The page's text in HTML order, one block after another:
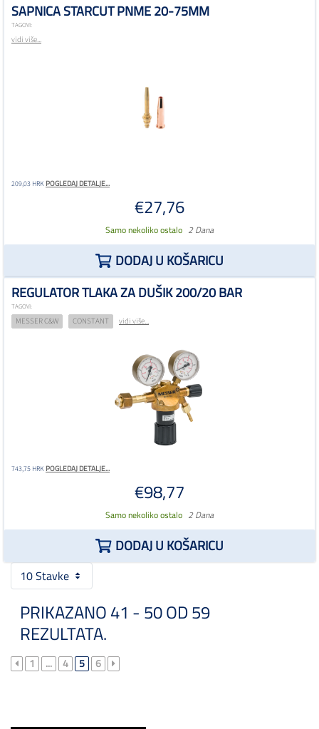
SAPNICA STARCUT PNME 20-75MM
TAGOVI:
vidi više...
209,03 HRKPOGLEDAJ DETALJE...
€27,76
Samo nekoliko ostalo 2 Dana
DODAJ U KOŠARICU
REGULATOR TLAKA ZA DUŠIK 200/20 BAR
TAGOVI:
MESSER C&W CONSTANT vidi više...
743,75 HRKPOGLEDAJ DETALJE...
€98,77
Samo nekoliko ostalo 2 Dana
DODAJ U KOŠARICU
10 Stavke
PRIKAZANO 41 - 50 OD 59
REZULTATA.
1 ... 4 5 6